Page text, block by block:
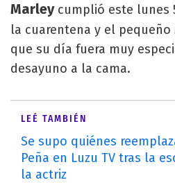
Marleycumplió este lunes
la cuarentena y el pequeño
que su día fuera muy
desayuno a la cama.
LEÉ TAMBIÉN
Se supo quiénes
Peña en Luzu TV tras la
la actriz